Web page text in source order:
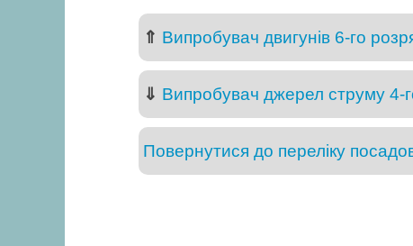
⇑ Випробувач двигунів 6-го
⇓ Випробувач джерел струму 4-
Повернутися до переліку